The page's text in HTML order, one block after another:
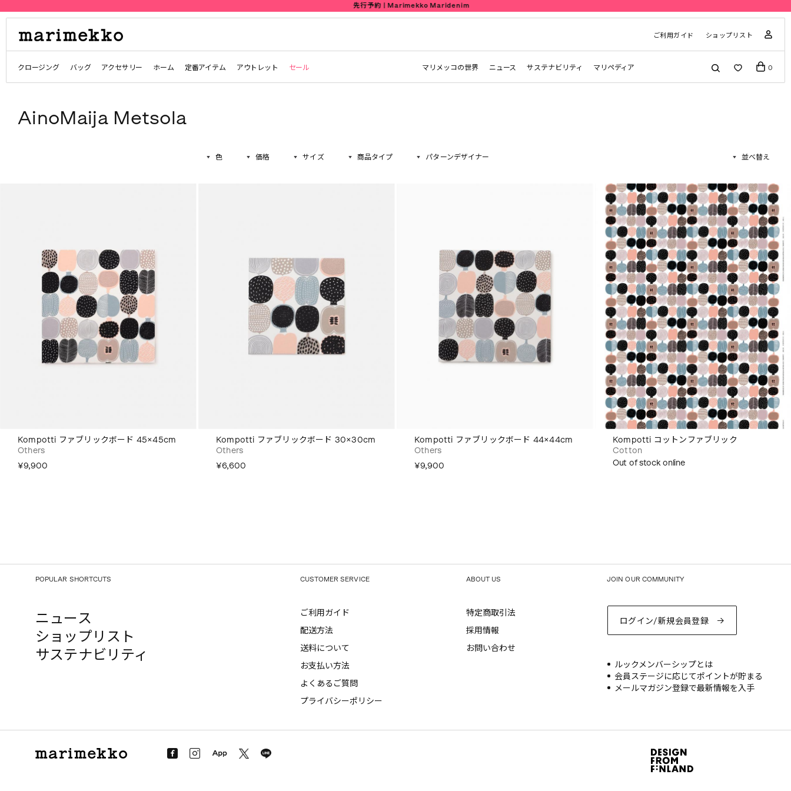
先行予約 | Marimekko Maridenim
ご利用ガイド ショップリスト
クロージング バッグ アクセサリー ホーム 定番アイテム アウトレット セール マリメッコの世界 ニュース サステナビリティ マリペディア 0
AinoMaija Metsola
色 価格 サイズ 商品タイプ パターンデザイナー 並べ替え
Kompotti ファブリックボード 45×45cm
Others
¥9,900
Kompotti ファブリックボード 30×30cm
Others
¥6,600
Kompotti ファブリックボード 44×44cm
Others
¥9,900
Kompotti コットンファブリック
Cotton
Out of stock online
POPULAR SHORTCUTS
ニュース
ショップリスト
サステナビリティ
CUSTOMER SERVICE
ご利用ガイド
配送方法
送料について
お支払い方法
よくあるご質問
プライバシーポリシー
ABOUT US
特定商取引法
採用情報
お問い合わせ
JOIN OUR COMMUNITY
ログイン/新規会員登録
ルックメンバーシップとは
会員ステージに応じてポイントが貯まる
メールマガジン登録で最新情報を入手